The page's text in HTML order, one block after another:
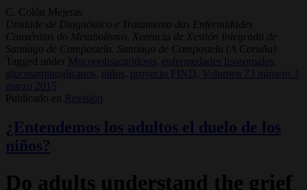
C. Colón Mejeras
Unidade de Diagnóstico e Tratamento das Enfermidades
Conxénitas do Metabolismo. Xerencia de Xestión Integrada de
Santiago de Compostela. Santiago de Compostela (A Coruña)
Tagged under
Mucopolisacaridosis, enfermedades lisosomales,
glucosaminoglicanos,
niños, proyecto FIND,
Volumen 73 número 3
marzo 2015
Publicado en
Revisión
¿Entendemos los adultos el duelo de los
niños?
Do adults understand the grief